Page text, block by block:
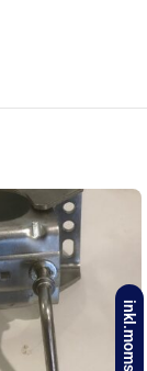
inkl.moms
till släpvagn